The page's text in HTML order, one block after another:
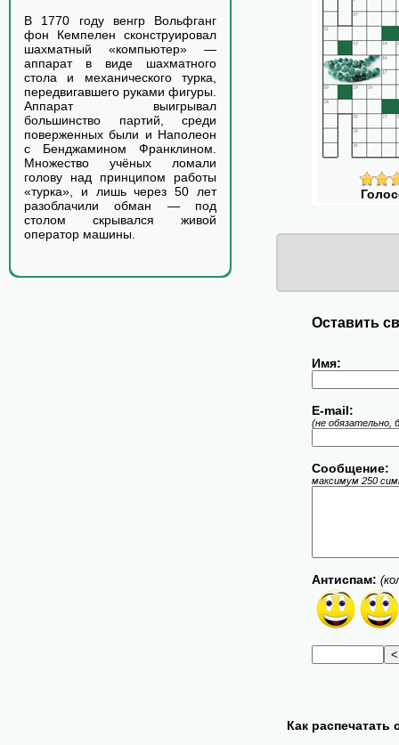
В 1770 году венгр Вольфганг
фон Кемпелен сконструировал
шахматный «компьютер» —
аппарат в виде шахматного
стола и механического турка,
передвигавшего руками фигуры.
Аппарат выигрывал
большинство партий, среди
поверженных были и Наполеон
с Бенджамином Франклином.
Множество учёных ломали
голову над принципом работы
«турка», и лишь через 50 лет
разоблачили обман — под
столом скрывался живой
оператор машины.
Оставить
Имя:
E-mail:
(не обязательно,
Сообщение:
максимум 250
Антиспам:
Как